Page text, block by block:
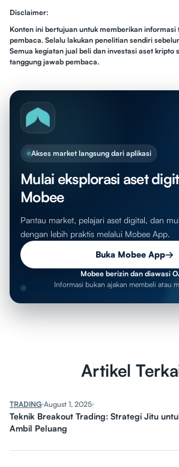
Disclaimer:
Konten ini bertujuan untuk memberikan informasi
pembaca. Selalu lakukan penelitian sendiri
Semua kegiatan jual beli dan investasi aset kripto
tanggung jawab pembaca.
Akses market langsung dari aplikasi
Mulai eksplorasi aset
Mobee
Pantau market, pelajari aset digital, dan
dengan lebih praktis melalui Mobee App.
Buka Mobee App→
Mobee berizin dan diawasi
Informasi bukan ajakan membeli atau
Artikel
TRADING August 1, 2025
Teknik Breakout Trading: Strategi Jitu
Ambil Peluang